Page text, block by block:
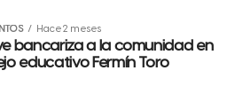
Hace 2 meses
bancariza a la comunidad en
educativo Fermín Toro